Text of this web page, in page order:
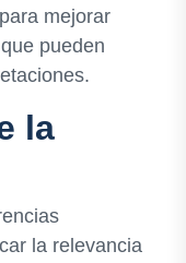
mejorar
pueden
la
la relevancia